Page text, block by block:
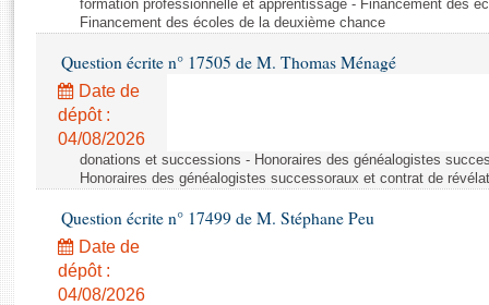
Rapports d'information
Rapports législatifs
Rapports sur l'application des lois
Baromètre de l’application des lois
Dossiers législatifs
Budget et sécurité sociale
Questions écrites et orales
Comptes rendus des débats
Liens vers les sites publics
formation professionnelle et apprentissage - Financement des
Financement des écoles de la deuxième chance
Question écrite n° 17505 de M. Thomas Ménagé
Date de
dépôt :
04/08/2026
donations et successions - Honoraires des généalogistes
Honoraires des généalogistes successoraux et contrat de
Question écrite n° 17499 de M. Stéphane Peu
Date de
dépôt :
04/08/2026